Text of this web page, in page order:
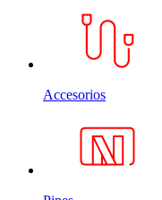
Accesorios